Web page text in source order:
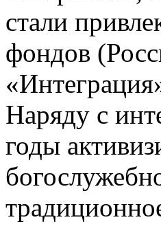
стали
фондов
Наряду с
годы